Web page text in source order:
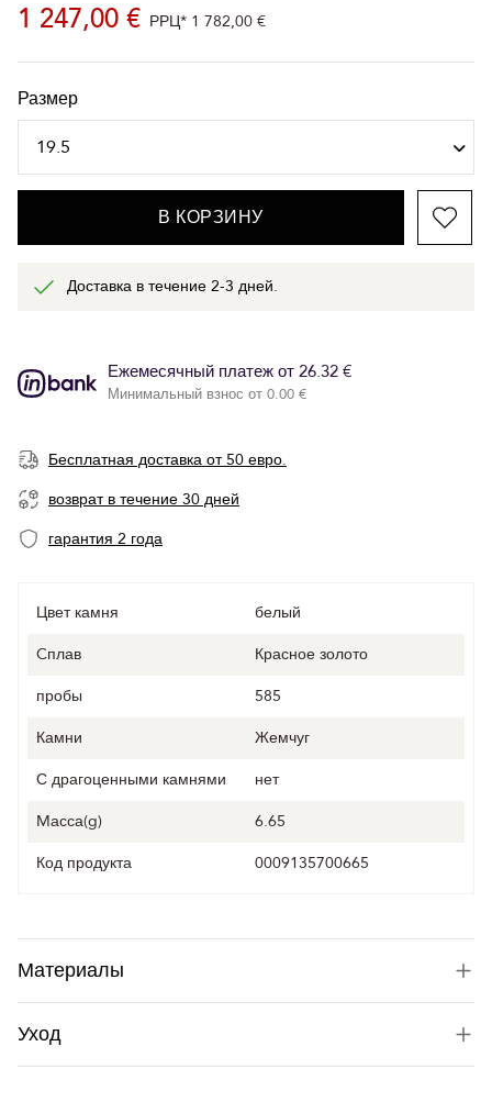
1 247,00 € РРЦ* 1 782,00 €
Размер
В КОРЗИНУ
Доставка в течение 2-3 дней.
Ежемесячный платеж от 26.32 €
Минимальный взнос от 0.00 €
Бесплатная доставка от 50 евро.
возврат в течение 30 дней
гарантия 2 года
Цвет камня
белый
Cплав
Красное золото
пробы
585
Камни
Жемчуг
С драгоценными камнями
нет
Mасса(g)
6.65
Код продукта
0009135700665
Материалы
Уход